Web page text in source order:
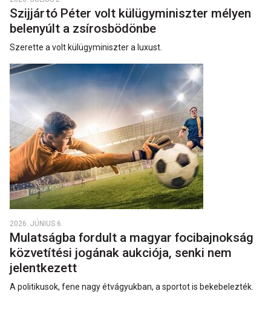
Szijjártó Péter volt külügyminiszter mélyen
belenyúlt a zsírosbödönbe
Szerette a volt külügyminiszter a luxust.
2026. JÚNIUS 6.
Mulatságba fordult a magyar focibajnokság
közvetítési jogának aukciója, senki nem
jelentkezett
A politikusok, fene nagy étvágyukban, a sportot is bekebelezték.